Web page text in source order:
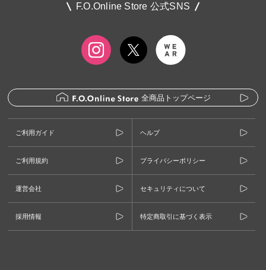
F.O.Online Store 公式SNS
全商品トップページ
ご利用ガイド ヘルプ
ご利用規約 プライバシーポリシー
運営会社 セキュリティについて
採用情報 特定商取引に基づく表示